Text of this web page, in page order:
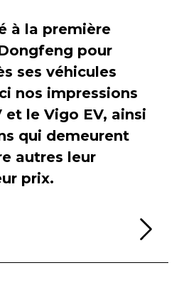
à la première
pour
ses véhicules
nos impressions
et le Vigo EV, ainsi
qui demeurent
autres leur
prix.